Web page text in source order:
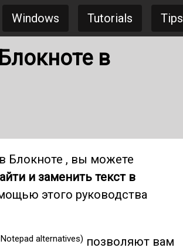
Windows Tutorials Tips
в
Блокноте , вы можете
и заменить текст в
этого руководства
alternatives) позволяют вам